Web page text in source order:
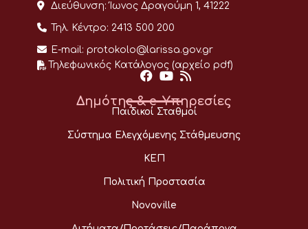
Διεύθυνση: Ίωνος Δραγούμη 1, 41222
Τηλ. Κέντρο: 2413 500 200
E-mail: protokolo@larissa.gov.gr
Τηλεφωνικός Κατάλογος (αρχείο pdf)
Δημότης & e-Υπηρεσίες
Παιδικοί Σταθμοί
Σύστημα Ελεγχόμενης Στάθμευσης
ΚΕΠ
Πολιτική Προστασία
Novoville